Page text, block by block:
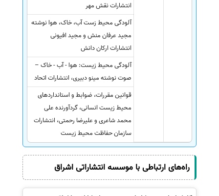
انتشارات نقش مهر
آلودگی محیط زست آب، خاک، هوا نوشته
مجید عرفان منش و مجید افیونی
انتشارات ارکان دانش
آلودگی محیط زیست: هوا - آب - خاک –
صوت نوشته مینو دبیری، انتشارات اتحاد
قوانین مقررات، ضوابط و استانداردهای
محیط زیست انسانی، گردآورنده علی
محمد شاعری و علیرضا رحمتی، انتشارات
سازمان حفاظت محیط زیست
راه‌های ارتباطی با موسسه انتشاراتی اشراق